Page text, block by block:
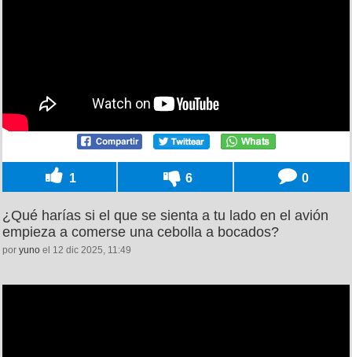
1 6 0
¿Qué harías si el que se sienta a tu lado en el avión
empieza a comerse una cebolla a bocados?
por yuno el 12 dic 2025, 11:49